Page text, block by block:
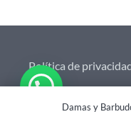
Política de
Damas y